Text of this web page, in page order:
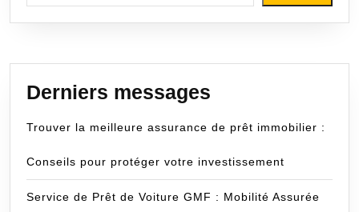
Derniers messages
Trouver la meilleure assurance de prêt immobilier :
Conseils pour protéger votre investissement
Service de Prêt de Voiture GMF : Mobilité Assurée